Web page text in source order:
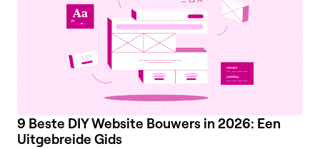
9 Beste DIY Website Bouwers in 2026: Een
Uitgebreide Gids